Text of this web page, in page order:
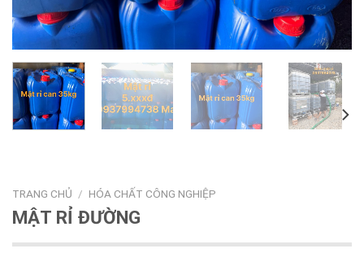
TRANG CHỦ / HÓA CHẤT CÔNG NGHIỆP
MẬT RỈ ĐƯỜNG